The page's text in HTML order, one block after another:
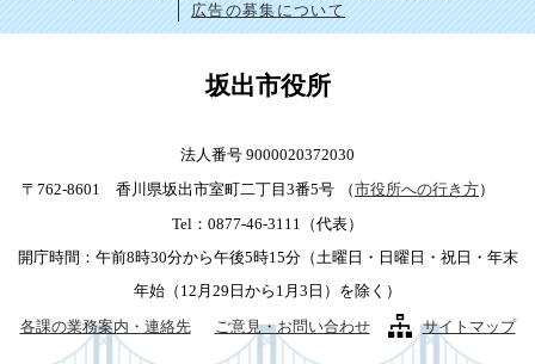
広告の募集について
坂出市役所
法人番号 9000020372030
〒762-8601 香川県坂出市室町二丁目3番5号
（市役所への行き方）
Tel：0877-46-3111（代表）
開庁時間：午前8時30分から午後5時15分（土曜日・日曜日・祝日・年末
年始（12月29日から1月3日）を除く）
各課の業務案内・連絡先
ご意見・お問い合わせ サイトマップ